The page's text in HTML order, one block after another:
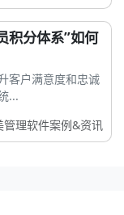
积分体系”如何
客户满意度和忠诚
...
管理软件案例&资讯